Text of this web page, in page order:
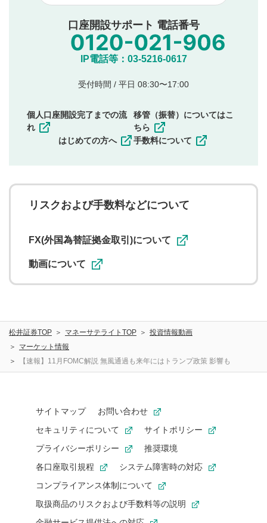
他者への誹謗中傷や差別的表現投稿
公序良俗に反する内容の投稿
氏名、住所、電話番号など個人を特定できる情報の
他のサイトへの誘導や営利目的、広告・宣伝を目
他者の権利（商標、著作権、その他の知的財産
その他当社が不適切と判断した投稿
一度投稿した評価およびコメントの変更・削除はできま
に関する著作者人格権を行使しないことに同意します。利
用者が投稿したコメントは、当社サービスの広告・宣伝、
ることがあります。
口座開設サポート 電話番号
IP電話等：03-5216-0617
受付時間 / 平日 08:30〜17:00
個人口座開設完了までの流
れ
はじめての方へ
移管（振替）についてはこ
ちら
手数料について
リスクおよび手数料などについて
FX(外国為替証拠金取引)について
動画について
松井証券TOP マネーサテライトTOP
投資情報動画
マーケット情報
【速報】11月FOMC解説 無風通過も来年にはトランプ政策 影響も
サイトマップ
お問い合わせ
セキュリティについて
サイトポリシー
プライバシーポリシー
推奨環境
各口座取引規程
システム障害時の対応
コンプライアンス体制について
取扱商品のリスクおよび手数料等の説明